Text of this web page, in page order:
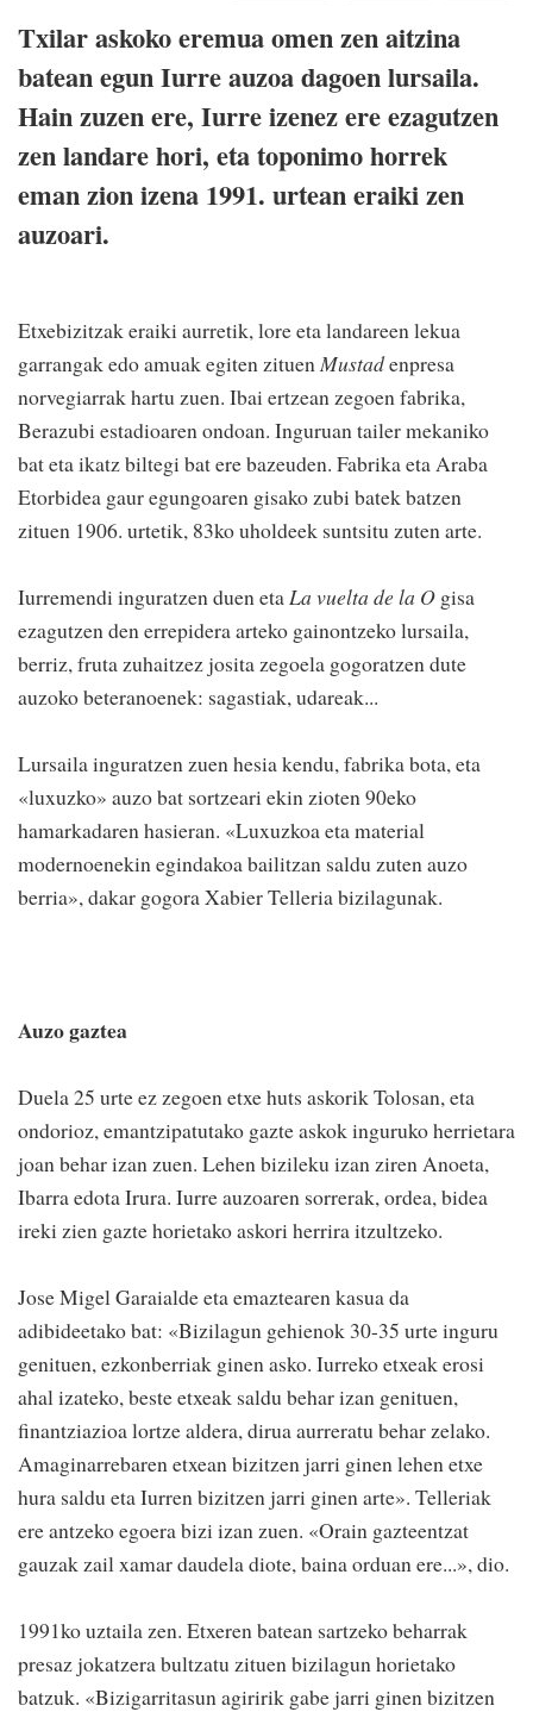
Txilar askoko eremua omen zen aitzina
batean egun Iurre auzoa dagoen lursaila.
Hain zuzen ere, Iurre izenez ere ezagutzen
zen landare hori, eta toponimo horrek
eman zion izena 1991. urtean eraiki zen
auzoari.
Etxebizitzak eraiki aurretik, lore eta landareen lekua
garrangak edo amuak egiten zituen Mustadenpresa
norvegiarrak hartu zuen. Ibai ertzean zegoen fabrika,
Berazubi estadioaren ondoan. Inguruan tailer mekaniko
bat eta ikatz biltegi bat ere bazeuden. Fabrika eta Araba
Etorbidea gaur egungoaren gisako zubi batek batzen
zituen 1906. urtetik, 83ko uholdeek suntsitu zuten arte.
Iurremendi inguratzen duen eta La vuelta de la O gisa
ezagutzen den errepidera arteko gainontzeko lursaila,
berriz, fruta zuhaitzez josita zegoela gogoratzen dute
auzoko beteranoenek: sagastiak, udareak...
Lursaila inguratzen zuen hesia kendu, fabrika bota, eta
«luxuzko» auzo bat sortzeari ekin zioten 90eko
hamarkadaren hasieran. «Luxuzkoa eta material
modernoenekin egindakoa bailitzan saldu zuten auzo
berria», dakar gogora Xabier Telleria bizilagunak.
Auzo gaztea
Duela 25 urte ez zegoen etxe huts askorik Tolosan, eta
ondorioz, emantzipatutako gazte askok inguruko herrietara
joan behar izan zuen. Lehen bizileku izan ziren Anoeta,
Ibarra edota Irura. Iurre auzoaren sorrerak, ordea, bidea
ireki zien gazte horietako askori herrira itzultzeko.
Jose Migel Garaialde eta emaztearen kasua da
adibideetako bat: «Bizilagun gehienok 30-35 urte inguru
genituen, ezkonberriak ginen asko. Iurreko etxeak erosi
ahal izateko, beste etxeak saldu behar izan genituen,
finantziazioa lortze aldera, dirua aurreratu behar zelako.
Amaginarrebaren etxean bizitzen jarri ginen lehen etxe
hura saldu eta Iurren bizitzen jarri ginen arte». Telleriak
ere antzeko egoera bizi izan zuen. «Orain gazteentzat
gauzak zail xamar daudela diote, baina orduan ere...», dio.
1991ko uztaila zen. Etxeren batean sartzeko beharrak
presaz jokatzera bultzatu zituen bizilagun horietako
batzuk. «Bizigarritasun agiririk gabe jarri ginen bizitzen